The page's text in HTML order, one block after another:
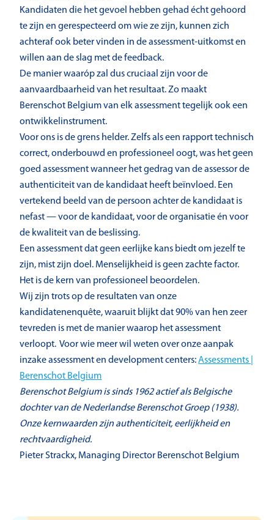
Kandidaten die het gevoel hebben gehad écht gehoord
te zijn en gerespecteerd om wie ze zijn, kunnen zich
achteraf ook beter vinden in de assessment-uitkomst en
willen aan de slag met de feedback.
De manier waaróp zal dus cruciaal zijn voor de
aanvaardbaarheid van het resultaat. Zo maakt
Berenschot Belgium van elk assessment tegelijk ook een
ontwikkelinstrument.
Voor ons is de grens helder. Zelfs als een rapport technisch
correct, onderbouwd en professioneel oogt, was het geen
goed assessment wanneer het gedrag van de assessor de
authenticiteit van de kandidaat heeft beïnvloed. Een
vertekend beeld van de persoon achter de kandidaat is
nefast — voor de kandidaat, voor de organisatie én voor
de kwaliteit van de beslissing.
Een assessment dat geen eerlijke kans biedt om jezelf te
zijn, mist zijn doel. Menselijkheid is geen zachte factor.
Het is de kern van professioneel beoordelen.
Wij zijn trots op de resultaten van onze
kandidatenenquête, waaruit blijkt dat 90% van hen zeer
tevreden is met de manier waarop het assessment
verloopt. Voor wie meer wil weten over onze aanpak
inzake assessment en development centers:Assessments |
Berenschot Belgium
Berenschot Belgium is sinds 1962 actief als Belgische
dochter van de Nederlandse Berenschot Groep (1938).
Onze kernwaarden zijn authenticiteit, eerlijkheid en
rechtvaardigheid.
Pieter Strackx, Managing Director Berenschot Belgium